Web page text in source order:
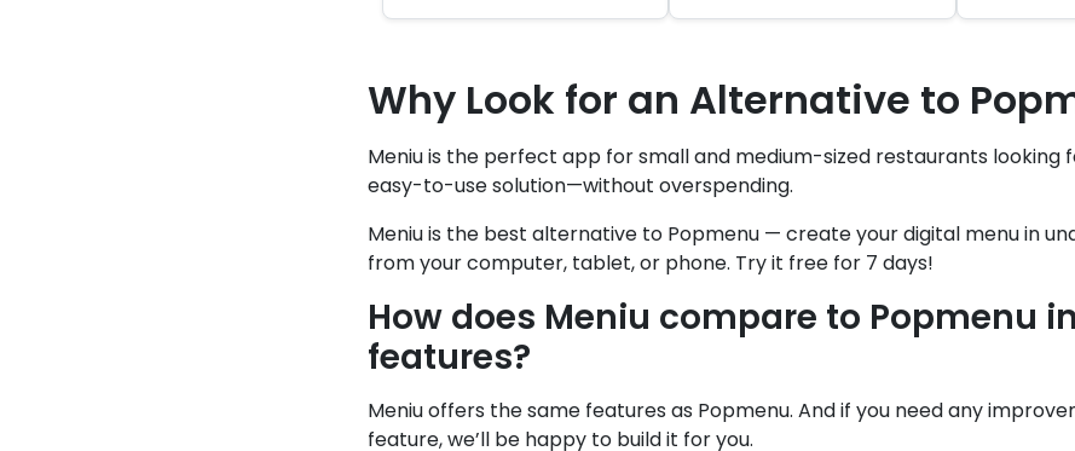
Why Look for an Alternative to
Meniu is the perfect app for small and medium-sized restaurants looking
easy-to-use solution—without overspending.
Meniu is the best alternative to Popmenu — create your digital menu in
from your computer, tablet, or phone. Try it free for 7 days!
How does Meniu compare to Popmenu
features?
Meniu offers the same features as Popmenu. And if you need any
feature, we’ll be happy to build it for you.